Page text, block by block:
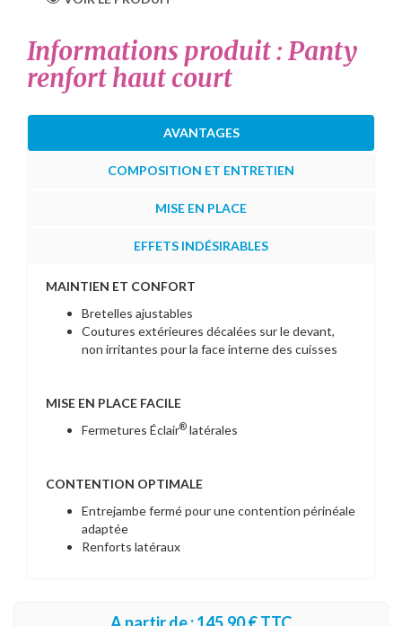
Informations produit : Panty
renfort haut court
AVANTAGES
COMPOSITION ET ENTRETIEN
MISE EN PLACE
EFFETS INDÉSIRABLES
MAINTIEN ET CONFORT
Bretelles ajustables
Coutures extérieures décalées sur le devant,
non irritantes pour la face interne des cuisses
MISE EN PLACE FACILE
Fermetures Éclair® latérales
CONTENTION OPTIMALE
Entrejambe fermé pour une contention périnéale
adaptée
Renforts latéraux